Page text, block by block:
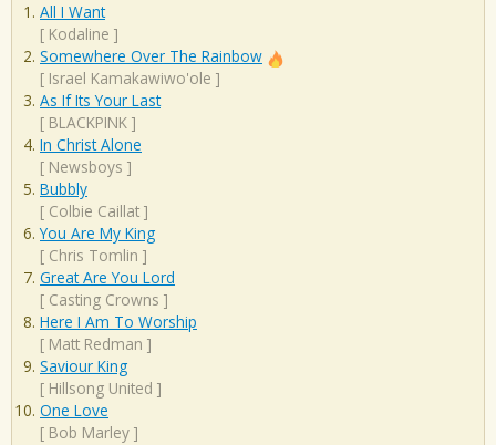
All I Want
[ Kodaline ]
Somewhere Over The Rainbow
[ Israel Kamakawiwo'ole ]
As If Its Your Last
[ BLACKPINK ]
In Christ Alone
[ Newsboys ]
Bubbly
[ Colbie Caillat ]
You Are My King
[ Chris Tomlin ]
Great Are You Lord
[ Casting Crowns ]
Here I Am To Worship
[ Matt Redman ]
Saviour King
[ Hillsong United ]
One Love
[ Bob Marley ]